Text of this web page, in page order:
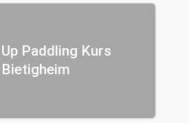
Paddling Kurs
Bietigheim